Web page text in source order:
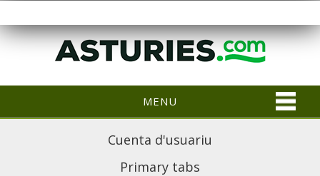
MENU
Cuenta d'usuariu
Primary tabs